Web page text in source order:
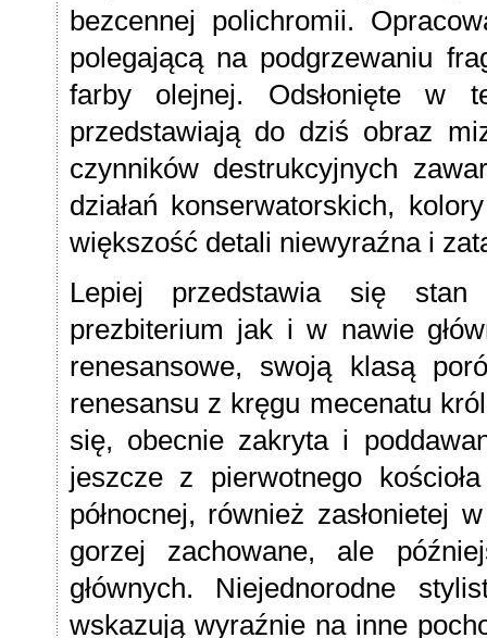
bezcennej polichromii.
polegającą na podgrzewaniu
farby olejnej. Odsłonięte w
przedstawiają do dziś obraz
czynników destrukcyjnych
działań konserwatorskich,
większość detali niewyraźna i
Lepiej przedstawia się stan
prezbiterium jak i w nawie
renesansowe, swoją klasą
renesansu z kręgu mecenatu
się, obecnie zakryta i
jeszcze z pierwotnego
północnej, również zasłonietej
gorzej zachowane, ale
głównych. Niejednorodne
wskazują wyraźnie na inne